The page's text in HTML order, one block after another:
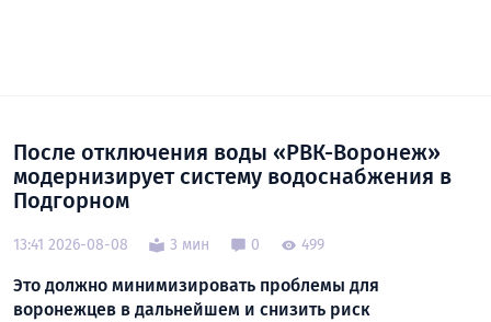
После отключения воды «РВК-Воронеж»
модернизирует систему водоснабжения в
Подгорном
13:41 2026-08-08 3 мин 0 499
Это должно минимизировать проблемы для
воронежцев в дальнейшем и снизить риск